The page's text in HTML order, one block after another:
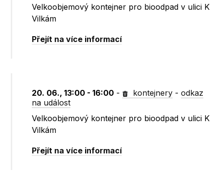
Velkoobjemový kontejner pro bioodpad v ulici K
Vilkám
Přejít na více informací
20. 06., 13:00 - 16:00 - kontejnery -odkaz
na událost
Velkoobjemový kontejner pro bioodpad v ulici K
Vilkám
Přejít na více informací